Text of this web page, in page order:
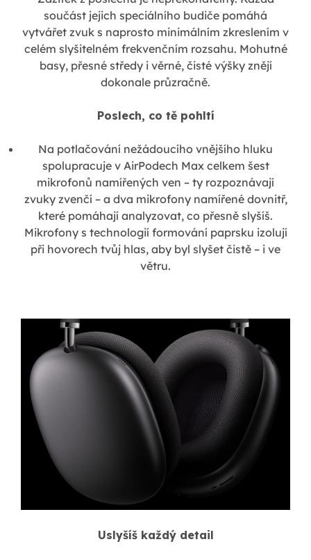
součást jejich speciálního budiče pomáhá
vytvářet zvuk s naprosto minimálním zkreslením v
celém slyšitelném frekvenčním rozsahu. Mohutné
basy, přesné středy i věrné, čisté výšky znějí
dokonale průzračně.
Poslech, co tě pohltí
Na potlačování nežádoucího vnějšího hluku
spolupracuje v AirPodech Max celkem šest
mikrofonů namířených ven – ty rozpoznávají
zvuky zvenčí – a dva mikrofony namířené dovnitř,
které pomáhají analyzovat, co přesně slyšíš.
Mikrofony s technologií formování paprsku izolují
při hovorech tvůj hlas, aby byl slyšet čistě – i ve
větru.
Uslyšíš každý detail